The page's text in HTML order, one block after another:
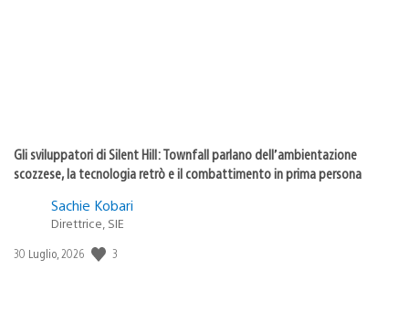
Gli sviluppatori di Silent Hill: Townfall parlano dell’ambientazione
scozzese, la tecnologia retrò e il combattimento in prima persona
Sachie Kobari
Direttrice, SIE
Data
30 Luglio, 2026 3